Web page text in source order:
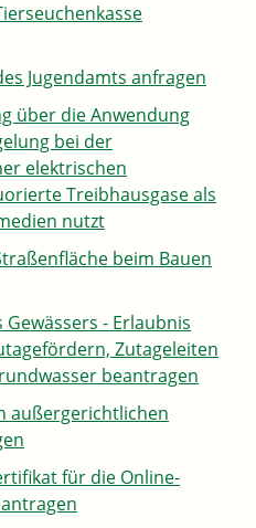
Jugendamts anfragen
über die Anwendung
bei der
elektrischen
Treibhausgase als
nutzt
beim Bauen
- Erlaubnis
Zutageleiten
beantragen
außergerichtlichen
für die Online-